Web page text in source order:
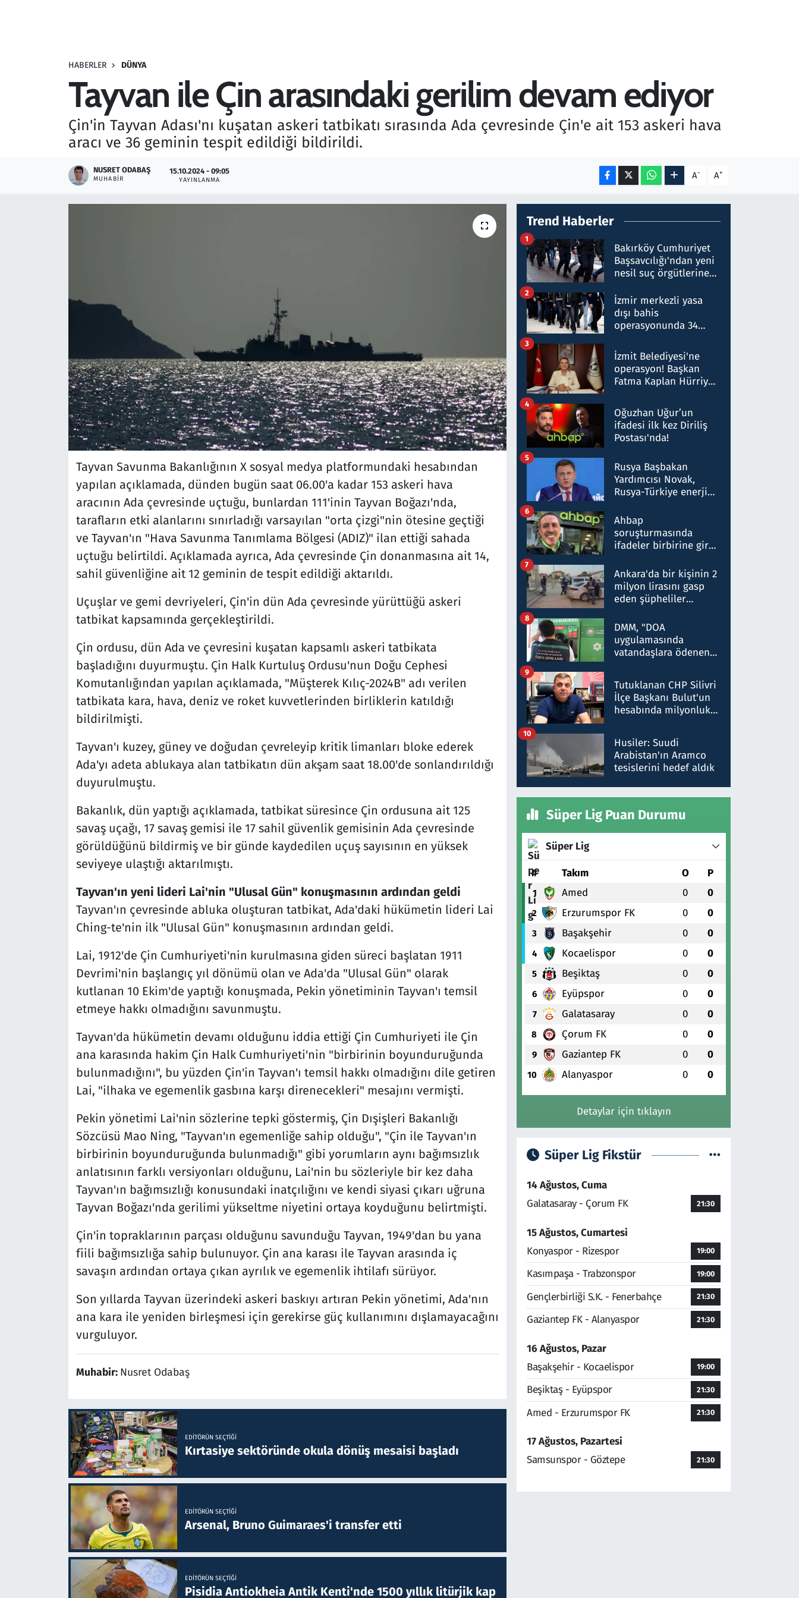
HABERLER DÜNYA
Tayvan ile Çin arasındaki gerilim devam ediyor
Çin'in Tayvan Adası'nı kuşatan askeri tatbikatı sırasında Ada çevresinde Çin'e ait 153 askeri hava
aracı ve 36 geminin tespit edildiği bildirildi.
NUSRET ODABAŞ
MUHABIR
15.10.2024 - 09:05
YAYINLANMA A- A+
Tayvan Savunma Bakanlığının X sosyal medya platformundaki hesabından
yapılan açıklamada, dünden bugün saat 06.00'a kadar 153 askeri hava
aracının Ada çevresinde uçtuğu, bunlardan 111'inin Tayvan Boğazı'nda,
tarafların etki alanlarını sınırladığı varsayılan "orta çizgi"nin ötesine geçtiği
ve Tayvan'ın "Hava Savunma Tanımlama Bölgesi (ADIZ)" ilan ettiği sahada
uçtuğu belirtildi. Açıklamada ayrıca, Ada çevresinde Çin donanmasına ait 14,
sahil güvenliğine ait 12 geminin de tespit edildiği aktarıldı.
Uçuşlar ve gemi devriyeleri, Çin'in dün Ada çevresinde yürüttüğü askeri
tatbikat kapsamında gerçekleştirildi.
Çin ordusu, dün Ada ve çevresini kuşatan kapsamlı askeri tatbikata
başladığını duyurmuştu. Çin Halk Kurtuluş Ordusu'nun Doğu Cephesi
Komutanlığından yapılan açıklamada, "Müşterek Kılıç-2024B" adı verilen
tatbikata kara, hava, deniz ve roket kuvvetlerinden birliklerin katıldığı
bildirilmişti.
Tayvan'ı kuzey, güney ve doğudan çevreleyip kritik limanları bloke ederek
Ada'yı adeta ablukaya alan tatbikatın dün akşam saat 18.00'de sonlandırıldığı
duyurulmuştu.
Bakanlık, dün yaptığı açıklamada, tatbikat süresince Çin ordusuna ait 125
savaş uçağı, 17 savaş gemisi ile 17 sahil güvenlik gemisinin Ada çevresinde
görüldüğünü bildirmiş ve bir günde kaydedilen uçuş sayısının en yüksek
seviyeye ulaştığı aktarılmıştı.
Tayvan'ın yeni lideri Lai'nin "Ulusal Gün" konuşmasının ardından geldi
Tayvan'ın çevresinde abluka oluşturan tatbikat, Ada'daki hükümetin lideri Lai
Ching-te'nin ilk "Ulusal Gün" konuşmasının ardından geldi.
Lai, 1912'de Çin Cumhuriyeti'nin kurulmasına giden süreci başlatan 1911
Devrimi'nin başlangıç yıl dönümü olan ve Ada'da "Ulusal Gün" olarak
kutlanan 10 Ekim'de yaptığı konuşmada, Pekin yönetiminin Tayvan'ı temsil
etmeye hakkı olmadığını savunmuştu.
Tayvan'da hükümetin devamı olduğunu iddia ettiği Çin Cumhuriyeti ile Çin
ana karasında hakim Çin Halk Cumhuriyeti'nin "birbirinin boyunduruğunda
bulunmadığını", bu yüzden Çin'in Tayvan'ı temsil hakkı olmadığını dile getiren
Lai, "ilhaka ve egemenlik gasbına karşı direnecekleri" mesajını vermişti.
Pekin yönetimi Lai'nin sözlerine tepki göstermiş, Çin Dışişleri Bakanlığı
Sözcüsü Mao Ning, "Tayvan'ın egemenliğe sahip olduğu", "Çin ile Tayvan'ın
birbirinin boyunduruğunda bulunmadığı" gibi yorumların aynı bağımsızlık
anlatısının farklı versiyonları olduğunu, Lai'nin bu sözleriyle bir kez daha
Tayvan'ın bağımsızlığı konusundaki inatçılığını ve kendi siyasi çıkarı uğruna
Tayvan Boğazı'nda gerilimi yükseltme niyetini ortaya koyduğunu belirtmişti.
Çin'in topraklarının parçası olduğunu savunduğu Tayvan, 1949'dan bu yana
fiili bağımsızlığa sahip bulunuyor. Çin ana karası ile Tayvan arasında iç
savaşın ardından ortaya çıkan ayrılık ve egemenlik ihtilafı sürüyor.
Son yıllarda Tayvan üzerindeki askeri baskıyı artıran Pekin yönetimi, Ada'nın
ana kara ile yeniden birleşmesi için gerekirse güç kullanımını dışlamayacağını
vurguluyor.
Muhabir: Nusret Odabaş
EDITÖRÜN SEÇTIĞI
Kırtasiye sektöründe okula dönüş mesaisi başladı
EDITÖRÜN SEÇTIĞI
Arsenal, Bruno Guimaraes'i transfer etti
EDITÖRÜN SEÇTIĞI
Pisidia Antiokheia Antik Kenti'nde 1500 yıllık litürjik kap
Trend Haberler
Bakırköy Cumhuriyet
Başsavcılığı'ndan yeni
nesil suç örgütlerine
hakkında gözaltı kararı
1
İzmir merkezli yasa
dışı bahis
operasyonunda 34
Milyar liralık para
trafiği tespit edildi
2
İzmit Belediyesi'ne
operasyon! Başkan
Fatma Kaplan Hürriyet
3
Oğuzhan Uğur’un
ifadesi ilk kez Diriliş
Postası'nda!
4
Rusya Başbakan
Yardımcısı Novak,
Rusya-Türkiye enerji
nitelikte olduğunu
belirtti
5
Ahbap
soruşturmasında
ifadeler birbirine girdi:
ifadelerinden ortaya
çıkan tablo şok etti
6
Ankara'da bir kişinin 2
milyon lirasını gasp
eden şüpheliler
7
DMM, "DOA
uygulamasında
vatandaşlara ödenen
düşürüldüğü" iddiasını
yalanladı
8
Tutuklanan CHP Silivri
İlçe Başkanı Bulut'un
hesabında milyonluk
talimat verdi, ben
gönderdim
9
Husiler: Suudi
Arabistan'ın Aramco
tesislerini hedef aldık
10
Süper Lig Puan Durumu
Süper Lig
# Takım O P
1 Amed 0 0
2 Erzurumspor FK 0 0
3 Başakşehir 0 0
4 Kocaelispor 0 0
5 Beşiktaş 0 0
6 Eyüpspor 0 0
7 Galatasaray 0 0
8 Çorum FK 0 0
9 Gaziantep FK 0 0
10 Alanyaspor 0 0
Detaylar için tıklayın
Süper Lig Fikstür
14 Ağustos, Cuma
Galatasaray - Çorum FK
21:30
15 Ağustos, Cumartesi
Konyaspor - Rizespor
19:00
Kasımpaşa - Trabzonspor 19:00
Gençlerbirliği S.K. - Fenerbahçe 21:30
Gaziantep FK - Alanyaspor 21:30
16 Ağustos, Pazar
Başakşehir - Kocaelispor
19:00
Beşiktaş - Eyüpspor 21:30
Amed - Erzurumspor FK 21:30
17 Ağustos, Pazartesi
Samsunspor - Göztepe
21:30
Savunma Sanayi
Seçim 2023